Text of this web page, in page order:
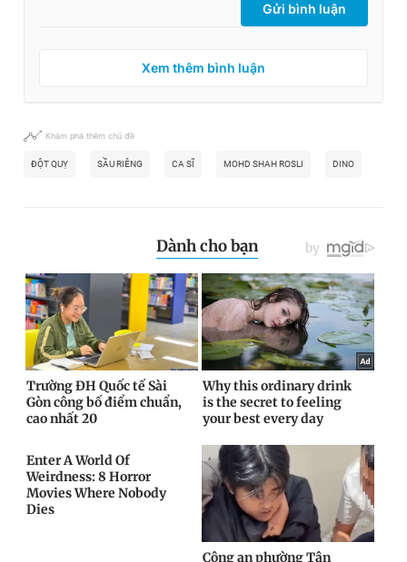
Gửi bình luận
Xem thêm bình luận
Khám phá thêm chủ đề
ĐỘT QUỴ SẦU RIÊNG CA SĨ MOHD SHAH ROSLI DINO